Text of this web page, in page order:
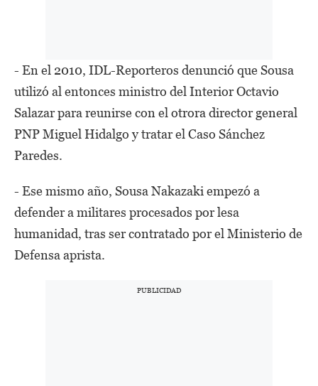
- En el 2010, IDL-Reporteros denunció que Sousa
utilizó al entonces ministro del Interior Octavio
Salazar para reunirse con el otrora director general
PNP Miguel Hidalgo y tratar el Caso Sánchez
Paredes.
- Ese mismo año, Sousa Nakazaki empezó a
defender a militares procesados por lesa
humanidad, tras ser contratado por el Ministerio de
Defensa aprista.